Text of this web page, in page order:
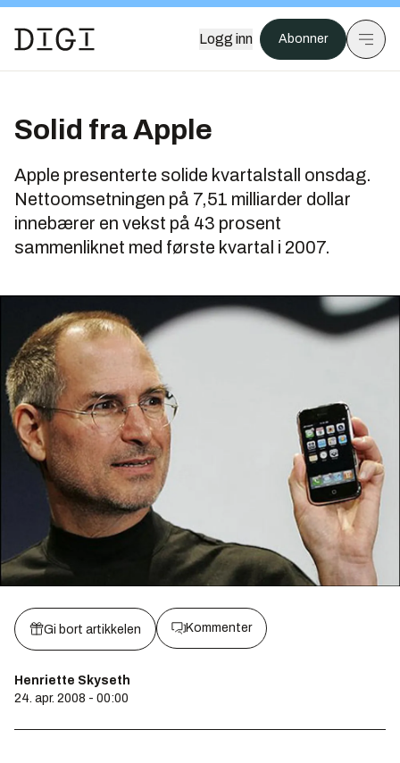
Logg inn Abonner
Solid fra Apple
Apple presenterte solide kvartalstall onsdag.
Nettoomsetningen på 7,51 milliarder dollar
innebærer en vekst på 43 prosent
sammenliknet med første kvartal i 2007.
Gi bort artikkelen Kommenter
Henriette Skyseth
24. apr. 2008 - 00:00